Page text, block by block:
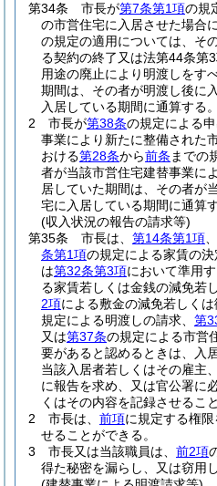
第34条
市長が第7条第1項の規
の市営住宅に入居させた場合
の規定の適用については、そ
る契約の終了又は法第44条第
用途の廃止により明渡しをす
期間は、その者が明渡し後に
入居している期間に通算する。
2
市長が第38条の規定による
事業により新たに整備された
おける第28条から前条 までの
者が当該市営住宅建替事業に
居していた期間は、その者が
宅に入居している期間に通算す
(収入状況の報告の請求等)
第35条
市長は、 第14条第1項
条第1項の規定による家賃の決
は第32条第3項において準用
る家賃若しくは金銭の減免若
2項による敷金の減免若しくは
規定による明渡しの請求、 第
又は第37条の規定による市営
要があると認めるときは、入
当該入居者若しくはその雇主
に報告を求め、又は官公署に
くはその内容を記録させるこ
2
市長は、 前項に規定する権
せることができる。
3
市長又は当該職員は、 前2項
得た秘密を漏らし、又は窃用